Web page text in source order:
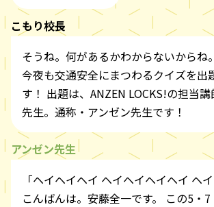
こもり校長
そうね。何があるかわからないからね。
今夜も交通安全にまつわるクイズを出
す！ 出題は、ANZEN LOCKS!の担当
先生。通称・アンゼン先生です！
アンゼン先生
「ヘイヘイヘイ ヘイヘイヘイヘイ ヘイ
こんばんは。安藤全一です。 この5・